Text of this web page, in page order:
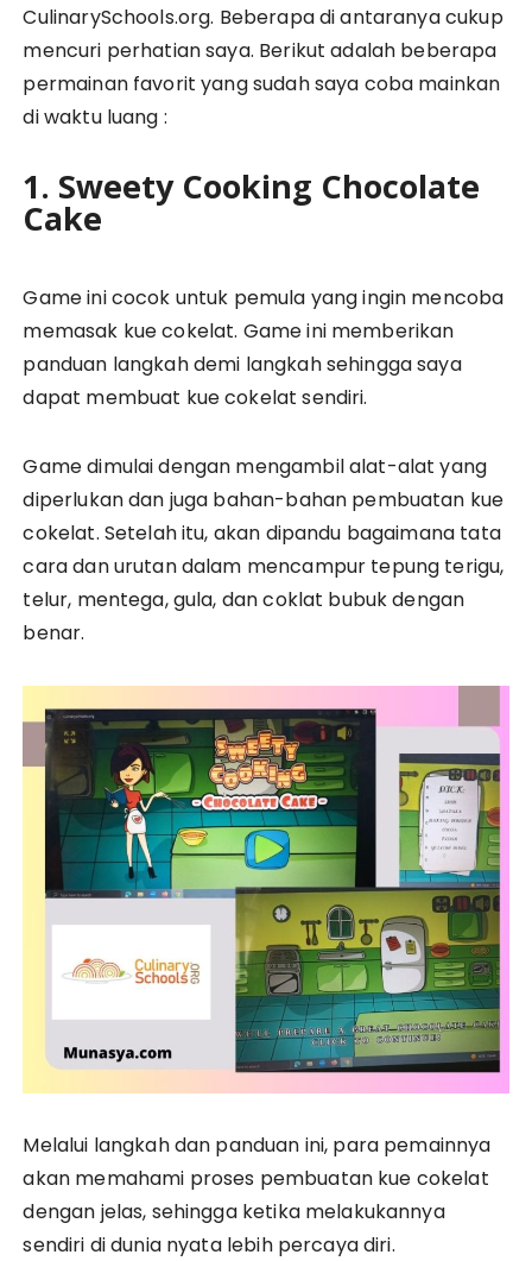
CulinarySchools.org. Beberapa di antaranya cukup
mencuri perhatian saya. Berikut adalah beberapa
permainan favorit yang sudah saya coba mainkan
di waktu luang :
1. Sweety Cooking Chocolate
Cake
Game ini cocok untuk pemula yang ingin mencoba
memasak kue cokelat. Game ini memberikan
panduan langkah demi langkah sehingga saya
dapat membuat kue cokelat sendiri.
Game dimulai dengan mengambil alat-alat yang
diperlukan dan juga bahan-bahan pembuatan kue
cokelat. Setelah itu, akan dipandu bagaimana tata
cara dan urutan dalam mencampur tepung terigu,
telur, mentega, gula, dan coklat bubuk dengan
benar.
Melalui langkah dan panduan ini, para pemainnya
akan memahami proses pembuatan kue cokelat
dengan jelas, sehingga ketika melakukannya
sendiri di dunia nyata lebih percaya diri.